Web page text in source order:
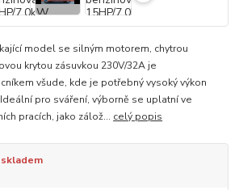
model se silným motorem, chytrou
krytou zásuvkou 230V/32A je
všude, kde je potřebný vysoký výkon
pro sváření, výborně se uplatní ve
pracích, jako zálož... celý popis
skladem